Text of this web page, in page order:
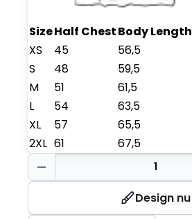
SizeHalf ChestBody Length
XS
45 56,5
S
48 59,5
M
51 61,5
L
54 63,5
XL
57 65,5
2XL 61 67,5
Stella
Muser
Design nu